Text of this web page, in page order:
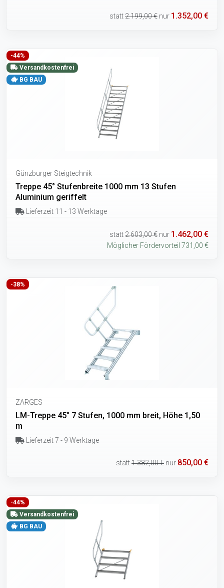
statt2.199,00 € nur 1.352,00 €
-44%
Versandkostenfrei
BG BAU
Günzburger Steigtechnik
Treppe 45° Stufenbreite 1000 mm 13 Stufen
Aluminium geriffelt
Lieferzeit 11 - 13 Werktage
statt2.603,00 € nur 1.462,00 €
Möglicher Fördervorteil 731,00 €
-38%
ZARGES
LM-Treppe 45° 7 Stufen, 1000 mm breit, Höhe 1,50
m
Lieferzeit 7 - 9 Werktage
statt1.382,00 € nur 850,00 €
-44%
Versandkostenfrei
BG BAU